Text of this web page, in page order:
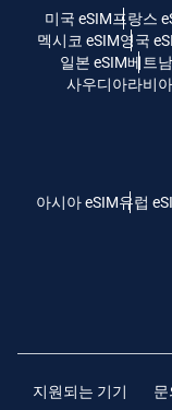
미국 eSIM프랑스
멕시코 eSIM영국
일본 eSIM베트
사우디아라비
아시아 eSIM유럽
지원되는 기기 문